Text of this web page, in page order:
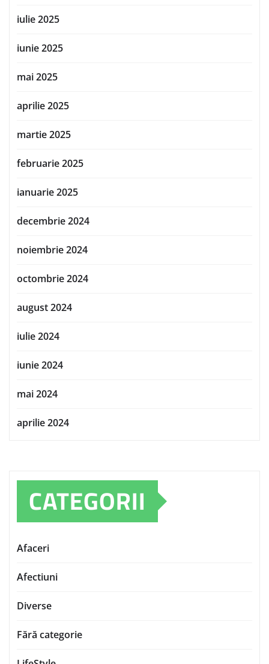
iulie 2025
iunie 2025
mai 2025
aprilie 2025
martie 2025
februarie 2025
ianuarie 2025
decembrie 2024
noiembrie 2024
octombrie 2024
august 2024
iulie 2024
iunie 2024
mai 2024
aprilie 2024
CATEGORII
Afaceri
Afectiuni
Diverse
Fără categorie